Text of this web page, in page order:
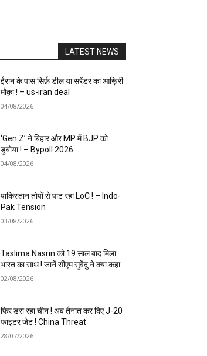
LATEST NEWS
ईरान के पास सिर्फ़ डील या सरेंडर का आख़िरी
मौक़ा ! – us-iran deal
04/08/2026
‘Gen Z’ ने बिहार और MP में BJP को
डुबोया ! – Bypoll 2026
04/08/2026
पाकिस्तान तोपों से पाट रहा LoC ! – Indo-
Pak Tension
03/08/2026
Taslima Nasrin को 19 साल बाद मिला
भारत का साथ ! जानें सीएम सुवेंदु ने क्या कहा
02/08/2026
फिर डरा रहा चीन ! अब तैनात कर दिए J-20
फाइटर जेट ! China Threat
28/07/2026